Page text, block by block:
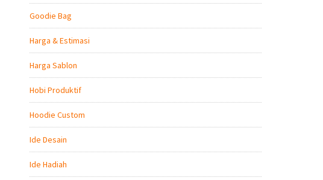
Goodie Bag
Harga & Estimasi
Harga Sablon
Hobi Produktif
Hoodie Custom
Ide Desain
Ide Hadiah